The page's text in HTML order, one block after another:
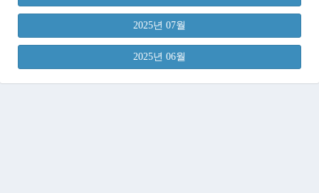
2025년 07월
2025년 06월